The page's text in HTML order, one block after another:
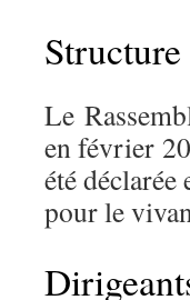
Structure
Le
en février
été
pour le